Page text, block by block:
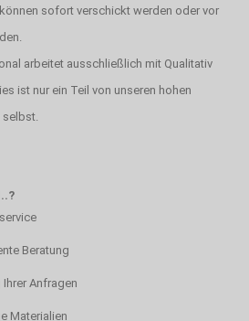
sofort verschickt werden oder vor
arbeitet ausschließlich mit Qualitativ
ist nur ein Teil von unseren hohen
Beratung
Anfragen
Materialien